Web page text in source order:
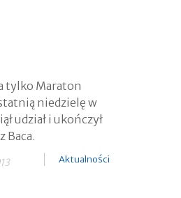
tylko Maraton
niedzielę w
udział i ukończył
Baca.
Aktualności